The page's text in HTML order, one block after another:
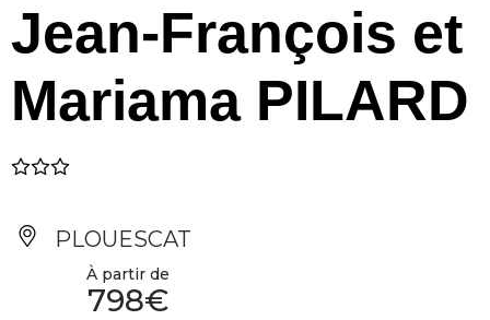
Jean-François et
Mariama PILARD
PLOUESCAT
À partir de
798€